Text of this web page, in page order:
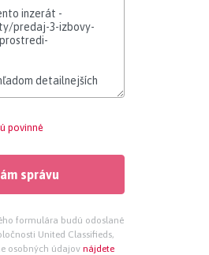
povinné
správu
formulára budú odoslané
United Classifieds,
osobných údajov nájdete